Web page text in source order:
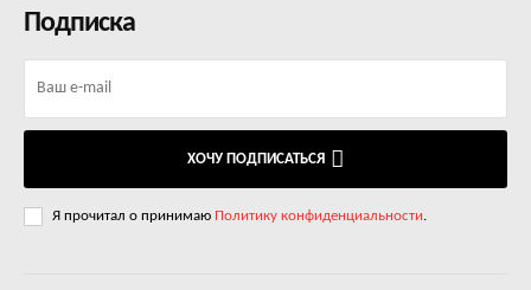
Подписка
ХОЧУ ПОДПИСАТЬСЯ
Я прочитал о принимаю Политику конфиденциальности.